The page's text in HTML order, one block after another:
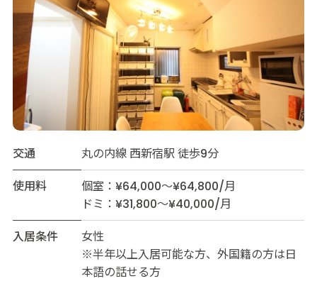
交通
丸の内線 西新宿駅 徒歩9分
使用料
個室：¥64,000～¥64,800/月
ドミ：¥31,800～¥40,000/月
入居条件
女性
※半年以上入居可能な方、外国籍の方は日
本語の話せる方